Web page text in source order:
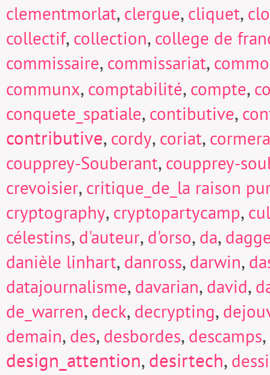
clementmorlat, clergue, cliquet,
collectif, collection, college de
commissaire, commissariat,
communx, comptabilité, compte,
conquete_spatiale, contibutive,
contributive, cordy, coriat,
coupprey-Souberant, coupprey-
crevoisier, critique_de_la raison
cryptography, cryptopartycamp,
célestins, d'auteur, d'orso, da,
danièle linhart, danross, darwin,
datajournalisme, davarian, david,
de_warren, deck, decrypting,
demain, des, desbordes, descamps,
design_attention,desirtech,